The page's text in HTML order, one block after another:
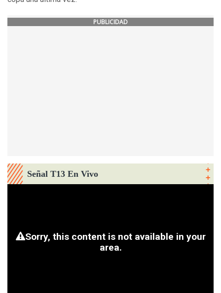
PUBLICIDAD
Señal T13 En Vivo